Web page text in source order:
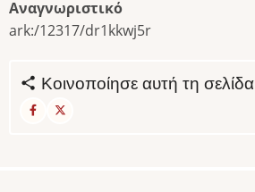
Αναγνωριστικό
ark:/12317/dr1kkwj5r
Κοινοποίησε αυτή τη σελίδα